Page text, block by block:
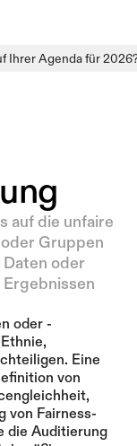
Ihrer Agenda für
auf die unfaire
Gruppen
oder
oder -
Eine
von
von Fairness-
die Auditierung